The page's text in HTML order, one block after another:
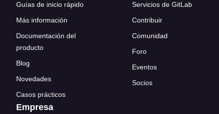
Guías de inicio rápido
Más información
Documentación del
producto
Blog
Novedades
Casos prácticos
Servicios de GitLab
Contribuir
Comunidad
Foro
Eventos
Socios
Empresa